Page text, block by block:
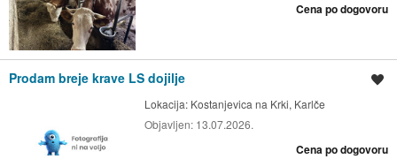
Cena po dogovoru
Prodam breje krave LS dojilje
Lokacija: Kostanjevica na Krki, Karlče
Objavljen: 13.07.2026.
Cena po dogovoru